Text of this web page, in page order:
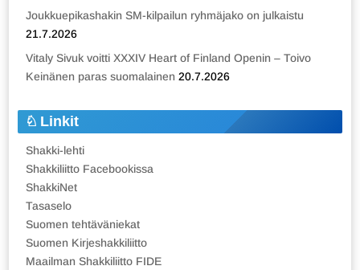
Joukkuepikashakin SM-kilpailun ryhmäjako on julkaistu
21.7.2026
Vitaly Sivuk voitti XXXIV Heart of Finland Openin – Toivo
Keinänen paras suomalainen 20.7.2026
Linkit
Shakki-lehti
Shakkiliitto Facebookissa
ShakkiNet
Tasaselo
Suomen tehtäväniekat
Suomen Kirjeshakkiliitto
Maailman Shakkiliitto FIDE